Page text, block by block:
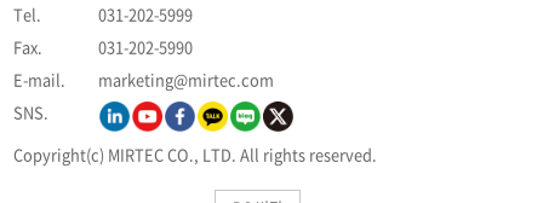
Tel.
031-202-5999
Fax.
031-202-5990
E-mail.
marketing@mirtec.com
SNS.
Copyright(c) MIRTEC CO., LTD. All rights reserved.